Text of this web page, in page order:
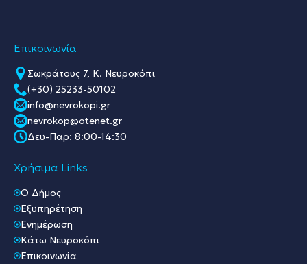
Επικοινωνία
Σωκράτους 7, Κ. Νευροκόπι
(+30) 25233-50102
info@nevrokopi.gr
nevrokop@otenet.gr
Δευ-Παρ: 8:00-14:30
Χρήσιμα Links
O Δήμος
Εξυπηρέτηση
Ενημέρωση
Κάτω Νευροκόπι
Επικοινωνία